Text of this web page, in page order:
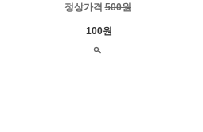
정상가격500원
100원